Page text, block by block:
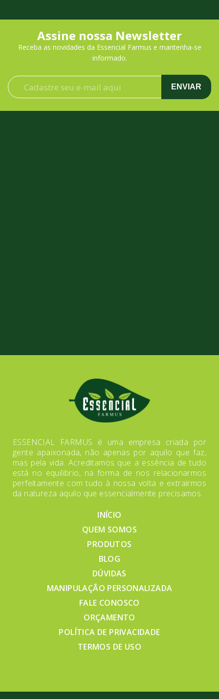
Assine nossa Newsletter
Receba as novidades da Essencial Farmus e mantenha-se
informado.
ENVIAR
ESSENCIAL FARMUS é uma empresa criada por
gente apaixonada, não apenas por aquilo que faz,
mas pela vida. Acreditamos que a essência de tudo
está no equilibrio, na forma de nos relacionarmos
perfeitamente com tudo à nossa volta e extrairmos
da natureza aquilo que essencialmente precisamos.
INÍCIO
QUEM SOMOS
PRODUTOS
BLOG
DÚVIDAS
MANIPULAÇÃO PERSONALIZADA
FALE CONOSCO
ORÇAMENTO
POLÍTICA DE PRIVACIDADE
TERMOS DE USO